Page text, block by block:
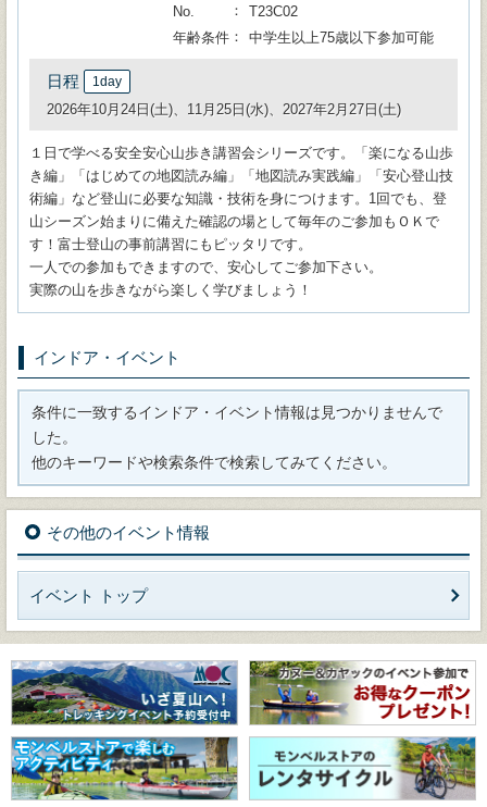
No.
T23C02
年齢条件
中学生以上75歳以下参加可能
日程 1day
2026年10月24日(土)、11月25日(水)、2027年2月27日(土)
１日で学べる安全安心山歩き講習会シリーズです。「楽になる山歩
き編」「はじめての地図読み編」「地図読み実践編」「安心登山技
術編」など登山に必要な知識・技術を身につけます。1回でも、登
山シーズン始まりに備えた確認の場として毎年のご参加もＯＫで
す！富士登山の事前講習にもピッタリです。
一人での参加もできますので、安心してご参加下さい。
実際の山を歩きながら楽しく学びましょう！
インドア・イベント
条件に一致するインドア・イベント情報は見つかりませんで
した。
他のキーワードや検索条件で検索してみてください。
その他のイベント情報
イベント トップ